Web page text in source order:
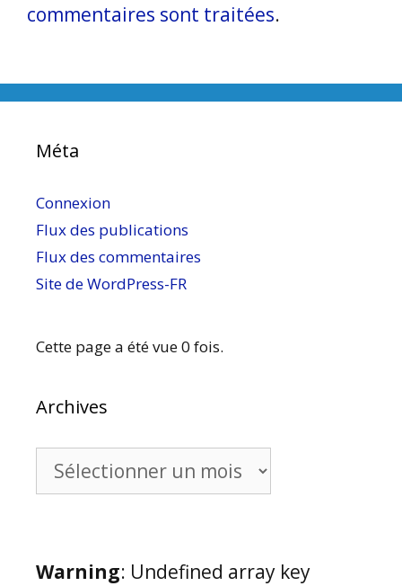
commentaires sont traitées.
Méta
Connexion
Flux des publications
Flux des commentaires
Site de WordPress-FR
Cette page a été vue 0 fois.
Archives
Warning: Undefined array key